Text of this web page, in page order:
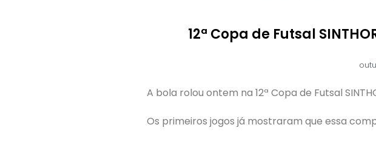
12ª Copa de Futsal
A bola rolou ontem na 12ª Copa de Futsal
Os primeiros jogos já mostraram que essa